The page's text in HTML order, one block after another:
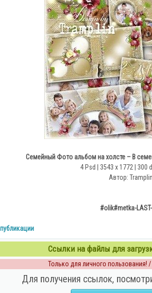
Семейный Фото альбом на холсте – В
4 Psd | 3543 x 1772 | 300
Автор: Tramplin
#olik#metka-
Ссылки на файлы для
Только для личного пользования!
Для получения ссылок,